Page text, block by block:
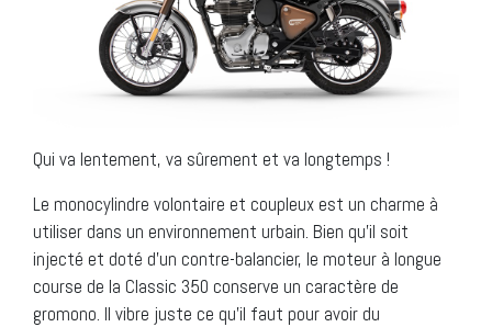
Qui va lentement, va sûrement et va longtemps !
Le monocylindre volontaire et coupleux est un charme à
utiliser dans un environnement urbain. Bien qu’il soit
injecté et doté d’un contre-balancier, le moteur à longue
course de la Classic 350 conserve un caractère de
gromono. Il vibre juste ce qu’il faut pour avoir du